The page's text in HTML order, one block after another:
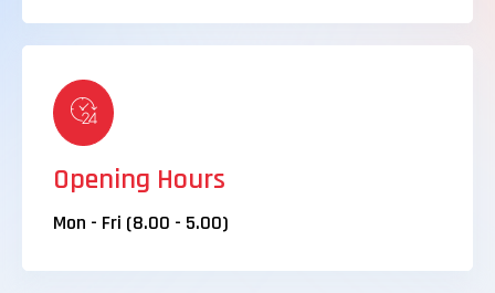
Opening Hours
Mon - Fri (8.00 - 5.00)